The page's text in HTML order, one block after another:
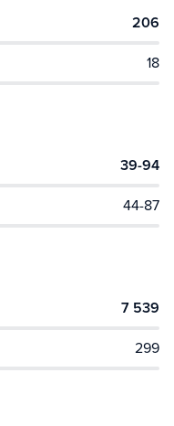
206
18
39-94
44-87
7 539
299